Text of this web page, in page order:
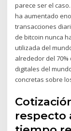
parece ser el
ha aumentado
transacciones
de bitcoin nunca
utilizada del
alrededor del
digitales del
concretas sobre
respecto